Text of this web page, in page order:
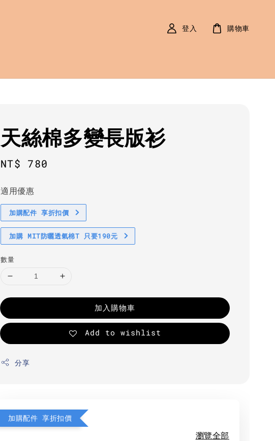
登入 購物車
天絲棉多變長版衫
Regular
NT$ 780
適用優惠
加購配件 享折扣價
加購 MIT防曬透氣棉T 只要190元
數量
加入購物車
Add to wishlist
分享
加購配件 享折扣價
瀏覽全部